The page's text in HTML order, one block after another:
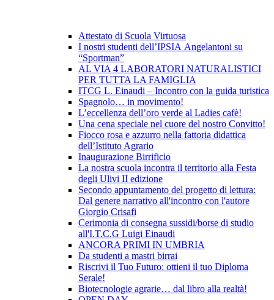
Attestato di Scuola Virtuosa
I nostri studenti dell’IPSIA Angelantoni su
“Sportman”
AL VIA 4 LABORATORI NATURALISTICI
PER TUTTA LA FAMIGLIA
ITCG L. Einaudi – Incontro con la guida turistica
Spagnolo… in movimento!
L’eccellenza dell’oro verde al Ladies cafè!
Una cena speciale nel cuore del nostro Convitto!
Fiocco rosa e azzurro nella fattoria didattica
dell’Istituto Agrario
Inaugurazione Birrificio
La nostra scuola incontra il territorio alla Festa
degli Ulivi II edizione
Secondo appuntamento del progetto di lettura:
Dal genere narrativo all'incontro con l'autore
Giorgio Crisafi
Cerimonia di consegna sussidi/borse di studio
all'I.T.C.G Luigi Einaudi
ANCORA PRIMI IN UMBRIA
Da studenti a mastri birrai
Riscrivi il Tuo Futuro: ottieni il tuo Diploma
Serale!
Biotecnologie agrarie… dal libro alla realtà!